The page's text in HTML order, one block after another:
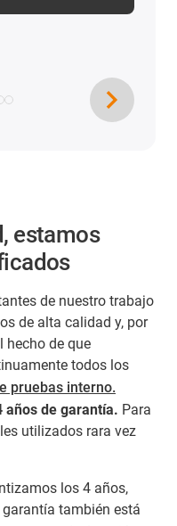
estamos
de nuestro trabajo
de alta calidad y, por
hecho de que
todos los
pruebas interno.
años de garantía. Para
utilizados rara vez
los 4 años,
también está